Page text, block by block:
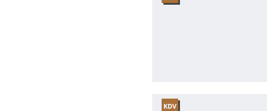
KDV